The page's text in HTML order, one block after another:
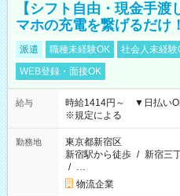
【シフト自由・現金手
マホの充電を繋げるだけ！
派遣 職種未経験OK 社会人未経験
WEB登録・面接OK
給与
時給1414円～ ▼日払い
※規定による
勤務地
東京都新宿区
新宿駅から徒歩 / 新宿三
/ …
物流企業